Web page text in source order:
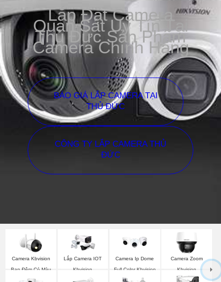
Lắp Đặt Camera
Quan Sát Uy Tín Tại
Thủ Đức Sản Phẩm
Camera Chính Hãng
BÁO GIÁ LẮP CAMERA TẠI
THỦ ĐỨC
CÔNG TY LẮP CAMERA THỦ
ĐỨC
Camera Kbvision
Ban Đêm Có Màu
Lắp Camera IOT
Kbvision
Camera Ip Dome
Full Color Kbvision
Camera Zoom
Kbvision